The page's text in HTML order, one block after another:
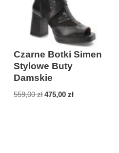
Czarne Botki Simen
Stylowe Buty
Damskie
559,00zł 475,00zł